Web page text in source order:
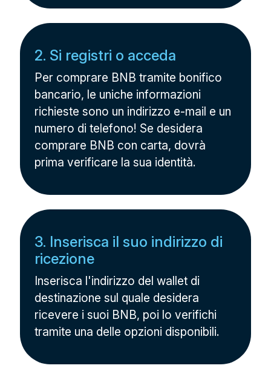
2. Si registri o acceda
Per comprare BNB tramite bonifico
bancario, le uniche informazioni
richieste sono un indirizzo e-mail e un
numero di telefono! Se desidera
comprare BNB con carta, dovrà
prima verificare la sua identità.
3. Inserisca il suo indirizzo di
ricezione
Inserisca l'indirizzo del wallet di
destinazione sul quale desidera
ricevere i suoi BNB, poi lo verifichi
tramite una delle opzioni disponibili.